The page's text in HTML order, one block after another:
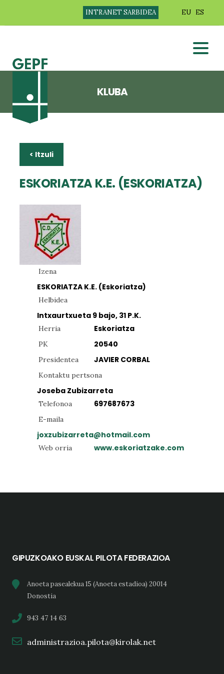
INTRANET SARBIDEA EU ES
KLUBA
< Itzuli
ESKORIATZA K.E. (ESKORIATZA)
Izena
ESKORIATZA K.E. (Eskoriatza)
Helbidea
Intxaurtxueta 9 bajo, 31 P.K.
Herria Eskoriatza
PK 20540
Presidentea JAVIER CORBAL
Kontaktu pertsona
Joseba Zubizarreta
Telefonoa 697687673
E-maila
joxzubizarreta@hotmail.com
Web orria www.eskoriatzake.com
GIPUZKOAKO EUSKAL PILOTA FEDERAZIOA
Anoeta pasealekua 15 (Anoeta estadioa) 20014
Donostia
943 47 14 63
administrazioa.pilota@kirolak.net